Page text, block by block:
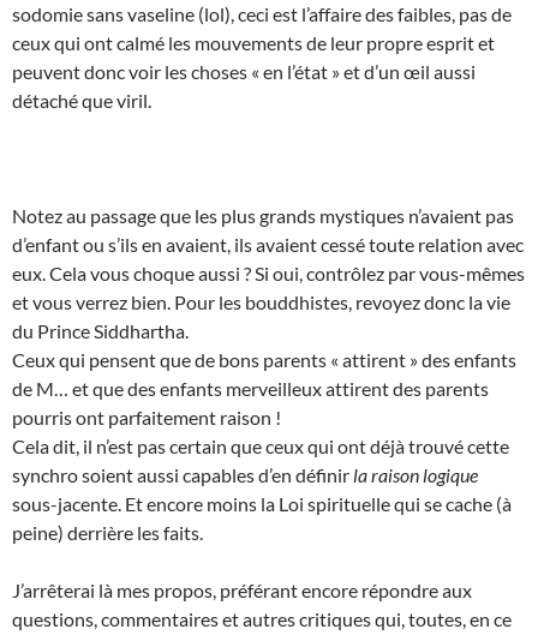
sodomie sans vaseline (lol), ceci est l’affaire des faibles, pas de
ceux qui ont calmé les mouvements de leur propre esprit et
peuvent donc voir les choses « en l’état » et d’un œil aussi
détaché que viril.
Notez au passage que les plus grands mystiques n’avaient pas
d’enfant ou s’ils en avaient, ils avaient cessé toute relation avec
eux. Cela vous choque aussi ? Si oui, contrôlez par vous-mêmes
et vous verrez bien. Pour les bouddhistes, revoyez donc la vie
du Prince Siddhartha.
Ceux qui pensent que de bons parents « attirent » des enfants
de M… et que des enfants merveilleux attirent des parents
pourris ont parfaitement raison !
Cela dit, il n’est pas certain que ceux qui ont déjà trouvé cette
synchro soient aussi capables d’en définir la raison logique
sous-jacente. Et encore moins la Loi spirituelle qui se cache (à
peine) derrière les faits.
J’arrêterai là mes propos, préférant encore répondre aux
questions, commentaires et autres critiques qui, toutes, en ce